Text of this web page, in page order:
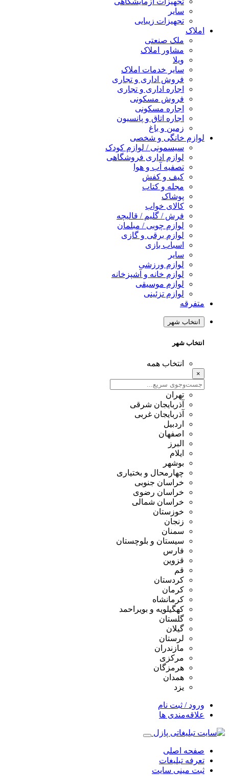
سایر
تجهیزات زیبایی
املاک
ملک صنعتی
مشاور املاک
ویلا
سایر خدمات املاک
فروش اداری و تجاری
اجاره اداری و تجاری
فروش مسکونی
اجاره مسکونی
اجاره اتاق و پانسیون
زمین و باغ
لوازم خانگی و شخصی
سیسمونی / لوازم کودک
لوازم اداری فروشگاهی
تصفیه آب و هوا
کیف و کفش
مجله و کتاب
پوشاک
کالای خواب
فرش / گلیم / قالیچه
لوازم چوبی / مبلمان
لوازم برقی و گازی
اسباب بازی
سایر
لوازم ورزشی
لوازم خانه و آشپزخانه
لوازم موسیقی
لوازم تزئینی
متفرقه
انتخاب شهر
انتخاب شهر
انتخاب همه
×
تهران
آذربایجان شرقی
آذربایجان غربی
اردبیل
اصفهان
البرز
ایلام
بوشهر
چهارمحال و بختیاری
خراسان جنوبی
خراسان رضوی
خراسان شمالی
خوزستان
زنجان
سمنان
سیستان و بلوچستان
فارس
قزوین
قم
کردستان
کرمان
کرمانشاه
کهگیلویه و بویراحمد
گلستان
گیلان
لرستان
مازندران
مرکزی
هرمزگان
همدان
یزد
ورود / ثبت نام
علاقه‌مندی ها
صفحه اصلی
تعرفه تبلیغات
ثبت مینی سایت